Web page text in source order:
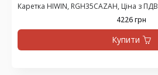
Каретка HIWIN, RGH35CAZAH, Ціна з ПДВ
4226 грн
Купити